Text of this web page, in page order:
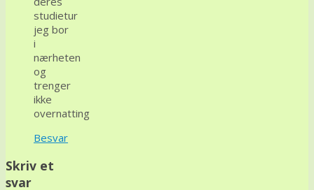
studietur
jeg bor
i
nærheten
og
trenger
ikke
overnatting
Besvar
Skriv et
svar